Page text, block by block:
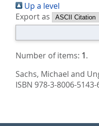
sind
hier:
Up a level
Export as
Number of items: 1.
Sachs, Michael and
ISBN 978-3-8006-5143-